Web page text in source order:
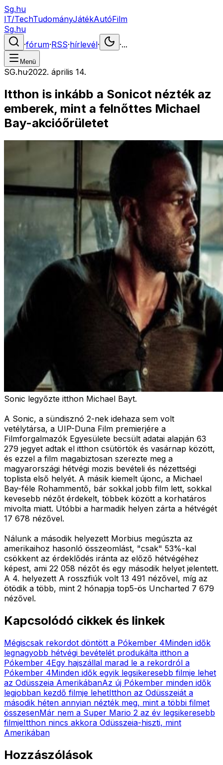
Sg.hu
IT/TechTudományJátékAutóFilm
Sg.hu
·fórum·RSS·hírlevél· ·...
Menü
SG.hu·2022. április 14.
Itthon is inkább a Sonicot nézték az
emberek, mint a felnőttes Michael
Bay-akcióőrületet
Sonic legyőzte itthon Michael Bayt.
A Sonic, a sündisznó 2-nek idehaza sem volt
vetélytársa, a UIP-Duna Film premierjére a
Filmforgalmazók Egyesülete becsült adatai alapján 63
279 jegyet adtak el itthon csütörtök és vasárnap között,
és ezzel a film magabiztosan szerezte meg a
magyarországi hétvégi mozis bevételi és nézettségi
toplista első helyét. A másik kiemelt újonc, a Michael
Bay-féle Rohammentő, bár sokkal jobb film lett, sokkal
kevesebb nézőt érdekelt, többek között a korhatáros
mivolta miatt. Utóbbi a harmadik helyen zárta a hétvégét
17 678 nézővel.
Nálunk a második helyezett Morbius megúszta az
amerikaihoz hasonló összeomlást, "csak" 53%-kal
csökkent az érdeklődés iránta az előző hétvégéhez
képest, ami 22 058 nézőt és egy második helyet jelentett.
A 4. helyezett A rosszfiúk volt 13 491 nézővel, míg az
ötödik a több, mint 2 hónapja top5-ös Uncharted 7 679
nézővel.
Kapcsolódó cikkek és linkek
Mégiscsak rekordot döntött a Pókember 4Minden idők
legnagyobb hétvégi bevételét produkálta itthon a
Pókember 4Egy hajszállal marad le a rekordról a
Pókember 4Minden idők egyik legsikeresebb filmje lehet
az Odüsszeia AmerikábanAz új Pókember minden idők
legjobban kezdő filmje lehetItthon az Odüsszeiát a
második héten annyian nézték meg, mint a többi filmet
összesenMár nem a Super Mario 2 az év legsikeresebb
filmjeItthon nincs akkora Odüsszeia-hiszti, mint
Amerikában
Hozzászólások